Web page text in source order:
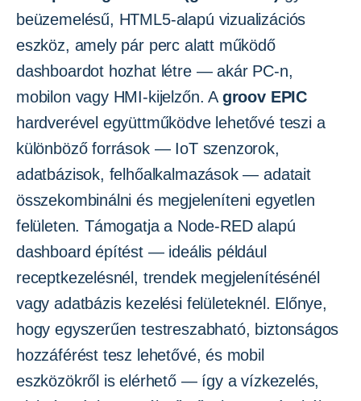
beüzemelésű, HTML5-alapú vizualizációs
eszköz, amely pár perc alatt működő
dashboardot hozhat létre — akár PC-n,
mobilon vagy HMI-kijelzőn. A groov EPIC
hardverével együttműködve lehetővé teszi a
különböző források — IoT szenzorok,
adatbázisok, felhőalkalmazások — adatait
összekombinálni és megjeleníteni egyetlen
felületen. Támogatja a Node‑RED alapú
dashboard építést — ideális például
receptkezelésnél, trendek megjelenítésénél
vagy adatbázis kezelési felületeknél. Előnye,
hogy egyszerűen testreszabható, biztonságos
hozzáférést tesz lehetővé, és mobil
eszközökről is elérhető — így a vízkezelés,